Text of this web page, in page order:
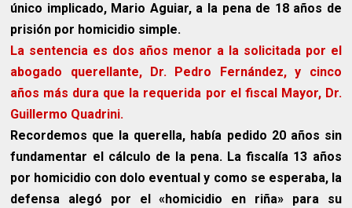
único implicado, Mario Aguiar, a la pena de 18 años de
prisión por homicidio simple.
La sentencia es dos años menor a la solicitada por el
abogado querellante, Dr. Pedro Fernández, y cinco
años más dura que la requerida por el fiscal Mayor, Dr.
Guillermo Quadrini.
Recordemos que la querella, había pedido 20 años sin
fundamentar el cálculo de la pena. La fiscalía 13 años
por homicidio con dolo eventual y como se esperaba, la
defensa alegó por el «homicidio en riña» para su